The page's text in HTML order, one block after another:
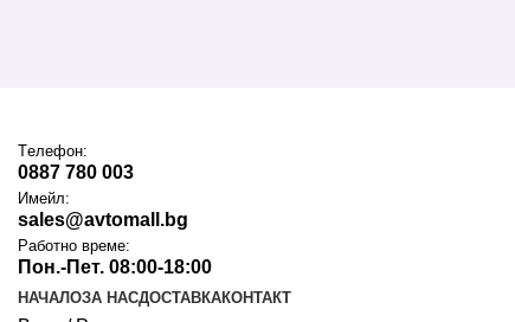
Tелефон:
0887 780 003
Имейл:
sales@avtomall.bg
Работно време:
Пон.-Пет. 08:00-18:00
НАЧАЛОЗА НАСДОСТАВКАКОНТАКТ